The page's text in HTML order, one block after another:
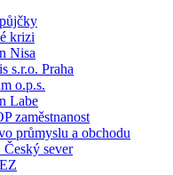
krizi
Nisa
s.r.o. Praha
o.p.s.
Labe
zaměstnanost
průmyslu a obchodu
sever